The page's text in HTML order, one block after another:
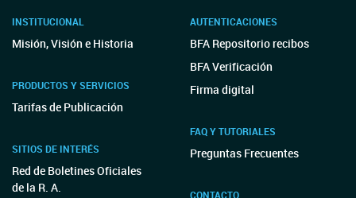
INSTITUCIONAL
Misión, Visión e Historia
PRODUCTOS Y SERVICIOS
Tarifas de Publicación
SITIOS DE INTERÉS
Red de Boletines Oficiales
de la R. A.
AUTENTICACIONES
BFA Repositorio recibos
BFA Verificación
Firma digital
FAQ Y TUTORIALES
Preguntas Frecuentes
CONTACTO